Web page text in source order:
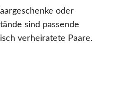
oder
sind passende
verheiratete Paare.